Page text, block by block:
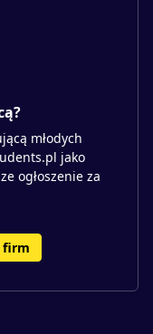
młodych
jako
ogłoszenie za
firm